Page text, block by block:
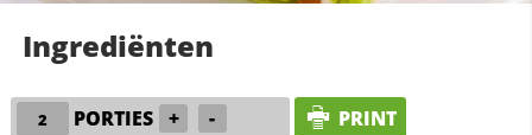
Ingrediënten
PORTIES + - PRINT